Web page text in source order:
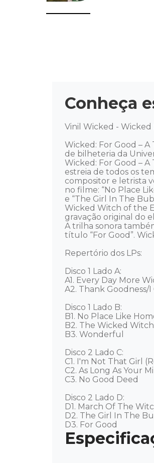
Conheça
Vinil Wicked -
Wicked: For Good –
de bilheteria da
Wicked: For Good –
estreia de todos os
compositor e letrista
no filme: “No Place
e “The Girl In The
Wicked Witch of the
gravação original do
A trilha sonora
título “For Good”.
Repertório dos LPs:
Disco 1 Lado A:
A1. Every Day More
A2. Thank
Disco 1 Lado B:
B1. No Place Like
B2. The Wicked
B3. Wonderful
Disco 2 Lado C:
C1. I'm Not That Girl
C2. As Long As Your
C3. No Good Deed
Disco 2 Lado D:
D1. March Of The
D2. The Girl In The
D3. For Good